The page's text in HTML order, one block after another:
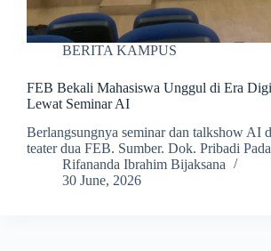
BERITA KAMPUS
FEB Bekali Mahasiswa Unggul di Era
Lewat Seminar AI
Berlangsungnya seminar dan talkshow AI
teater dua FEB. Sumber. Dok. Pribadi
Rifananda Ibrahim Bijaksana
30 June, 2026